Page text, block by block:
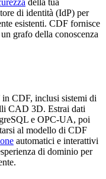
della tua
di identità (IdP) per
esistenti. CDF fornisce
grafo della conoscenza
in CDF, inclusi sistemi di
CAD 3D. Estrai dati
e OPC-UA, poi
al modello di CDF
automatici e interattivi
di dominio per